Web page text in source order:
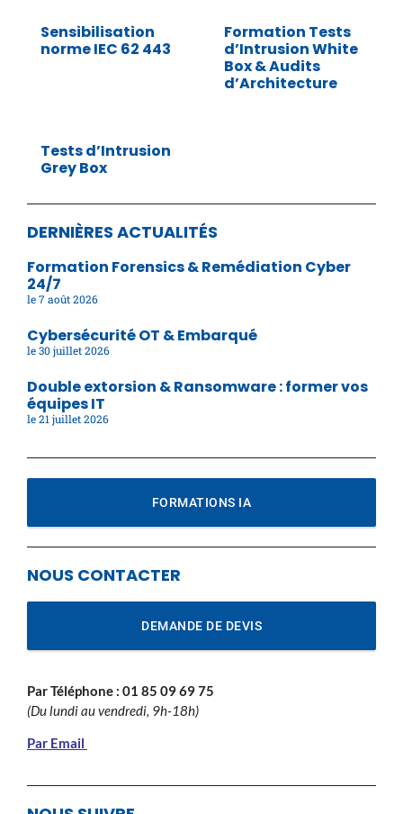
Sensibilisation
norme IEC 62 443
Formation Tests
d’Intrusion White
Box & Audits
d’Architecture
Tests d’Intrusion
Grey Box
DERNIÈRES ACTUALITÉS
Formation Forensics & Remédiation Cyber
24/7
7 août 2026
Cybersécurité OT & Embarqué
30 juillet 2026
Double extorsion & Ransomware : former vos
équipes IT
21 juillet 2026
FORMATIONS IA
NOUS CONTACTER
DEMANDE DE DEVIS
Par Téléphone : 01 85 09 69 75
(Du lundi au vendredi, 9h-18h)
Par Email